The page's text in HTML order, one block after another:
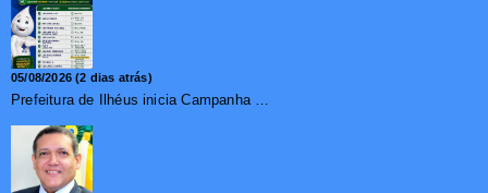
05/08/2026 (2 dias atrás)
Prefeitura de Ilhéus inicia Campanha de Multivacinação 2026